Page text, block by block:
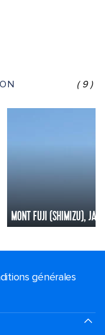
(9)
MONT FUJI (SHIMIZU),
générales